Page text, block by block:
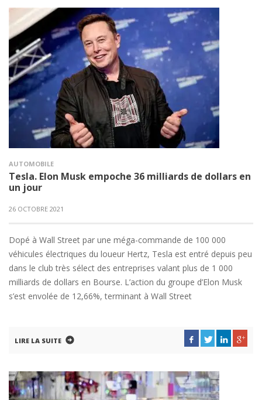
AUTOMOBILE
Tesla. Elon Musk empoche 36 milliards de dollars en
un jour
26 OCTOBRE 2021
Dopé à Wall Street par une méga-commande de 100 000
véhicules électriques du loueur Hertz, Tesla est entré depuis peu
dans le club très sélect des entreprises valant plus de 1 000
milliards de dollars en Bourse. L’action du groupe d’Elon Musk
s’est envolée de 12,66%, terminant à Wall Street
LIRE LA SUITE